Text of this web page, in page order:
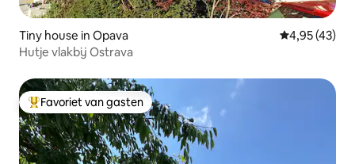
Tiny house in Opava Gemiddelde
4,95 (43)
Hutje vlakbij Ostrava
Topfavoriet van gasten
Favoriet van gasten